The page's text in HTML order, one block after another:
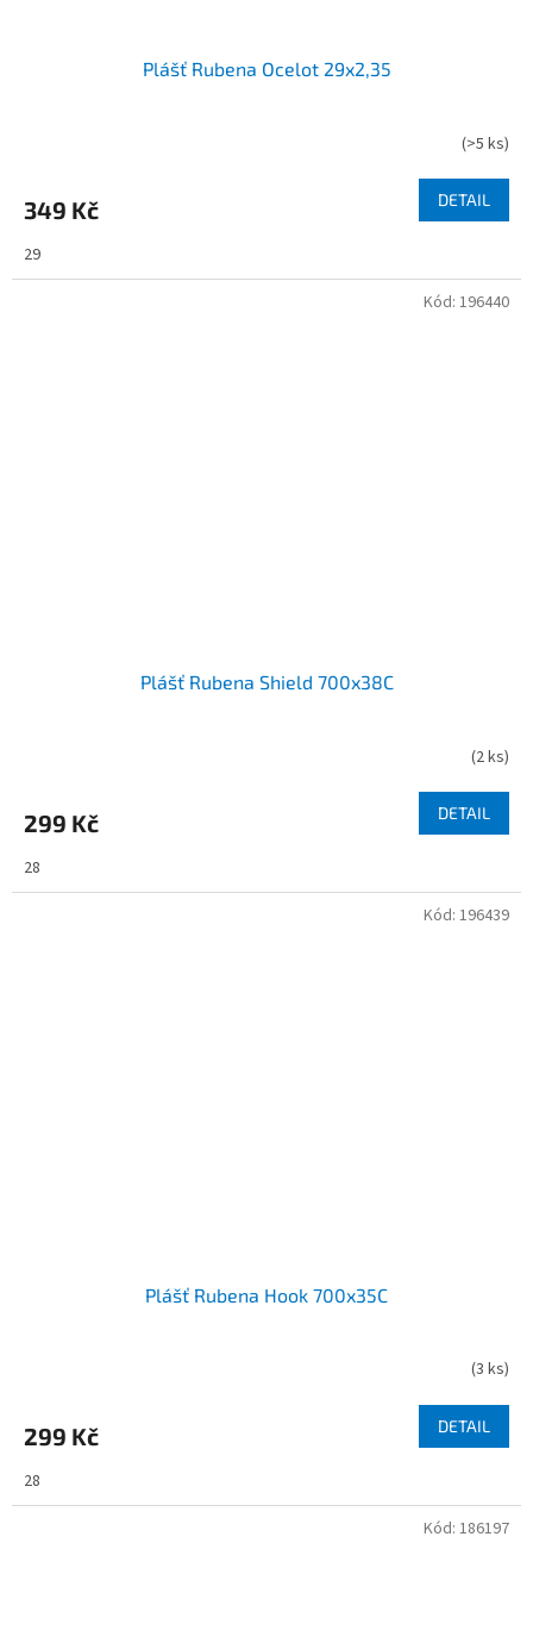
Plášť Rubena Ocelot 29x2,35
(>5 ks)
349 Kč DETAIL
29
Plášť Rubena Shield 700x38C
(2 ks)
299 Kč DETAIL
28
Kód: 196440
Plášť Rubena Hook 700x35C
(3 ks)
299 Kč DETAIL
28
Kód: 196439
Kód: 186197